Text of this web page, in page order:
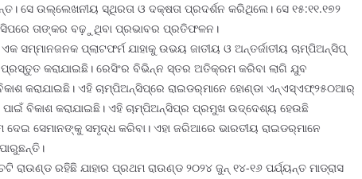
ସେ ଉଲ୍ଲେଖନୀୟ ସ୍ଥିରତା ଓ ଦକ୍ଷତା ପ୍ରଦର୍ଶନ କରିଥିଲେ। ସେ ୧୫:୧୧.୧୭୨
ତାଙ୍କର ବଢ଼ୁଥିବା ପ୍ରଭାବର ପ୍ରତିଫଳନ।
ପ୍ଲାଟଫର୍ମ ଯାହାକୁ ଉଭୟ ଜାତୀୟ ଓ ଅନ୍ତର୍ଜାତୀୟ ଚାମ୍ପିଅନ୍‌ସିପ୍
କରାଯାଇଛି। ରେସିଂର ବିଭିନ୍ନ ସ୍ତର ଅତିକ୍ରମ କରିବା ଲାଗି ଯୁବ
କରାଯାଇଛି। ଏହି ଚାମ୍ପିଅନ୍‌ସିପ୍‌ରେ ରାଇଡର୍‌ମାନେ ହୋଣ୍ଡା ଏନ୍‌ଏସ୍‌ଏଫ୍‌୨୫୦ଆର୍
ବିକାଶ କରାଯାଇଛି। ଏହି ଚାମ୍ପିଅନ୍‌ସିପ୍‌ର ପ୍ରମୁଖ ଉଦ୍ଦେଶ୍ୟ ହେଉଛି
ସେମାନଙ୍କୁ ସମୃଦ୍ଧ କରିବା। ଏହା ଜରିଆରେ ଭାରତୀୟ ରାଇଡର୍‌ମାନେ
ରହିଛି ଯାହାର ପ୍ରଥମ ରାଉଣ୍ଡ ୨୦୨୪ ଜୁନ୍ ୧୪-୧୬ ପର୍ଯ୍ୟନ୍ତ ମାଡ୍ରାସ